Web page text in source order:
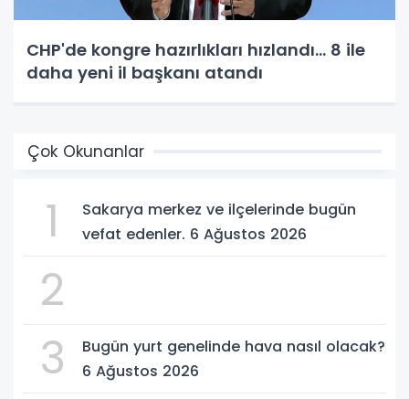
CHP'de kongre hazırlıkları hızlandı... 8 ile
daha yeni il başkanı atandı
Çok Okunanlar
1
Sakarya merkez ve ilçelerinde bugün
vefat edenler. 6 Ağustos 2026
2
3
Bugün yurt genelinde hava nasıl olacak?
6 Ağustos 2026